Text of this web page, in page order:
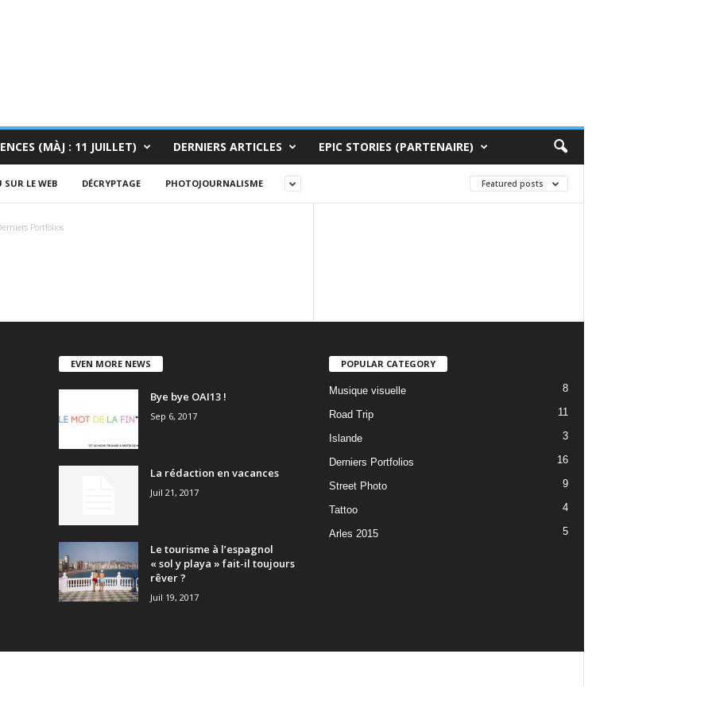
(MÀJ : 11 JUILLET) DERNIERS ARTICLES EPIC STORIES (PARTENAIRE)
SUR LE WEB DÉCRYPTAGE PHOTOJOURNALISME Featured posts
Portfolios
EVEN MORE NEWS
Bye bye OAI13 !
Sep 6, 2017
La rédaction en vacances
Juil 21, 2017
Le tourisme à l’espagnol
« sol y playa » fait-il toujours
rêver ?
Juil 19, 2017
POPULAR CATEGORY
Musique visuelle 8
Road Trip 11
Islande 3
Derniers Portfolios 16
Street Photo 9
Tattoo 4
Arles 2015 5